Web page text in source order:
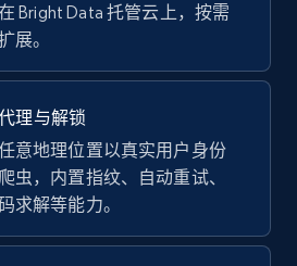
information
code, Locations, Followers,
About, Specialties, and
Bright Data 托管云上，按需
展。
理与解锁
意地理位置以真实用户身份
虫，内置指纹、自动重试、
求解等能力。